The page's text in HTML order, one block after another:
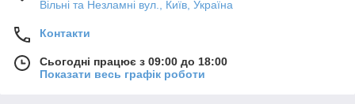
Вільні та Незламні вул., Київ, Україна
Контакти
Сьогодні працює з 09:00 до 18:00
Показати весь графік роботи